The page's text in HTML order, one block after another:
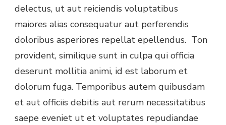
delectus, ut aut reiciendis voluptatibus
maiores alias consequatur aut perferendis
doloribus asperiores repellat epellendus. Ton
provident, similique sunt in culpa qui officia
deserunt mollitia animi, id est laborum et
dolorum fuga. Temporibus autem quibusdam
et aut officiis debitis aut rerum necessitatibus
saepe eveniet ut et voluptates repudiandae